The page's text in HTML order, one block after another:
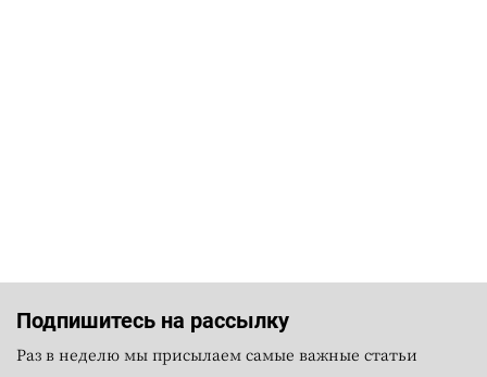
Подпишитесь на рассылку
Раз в неделю мы присылаем самые важные статьи